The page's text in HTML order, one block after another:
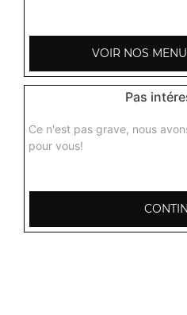
VOIR NOS
Pas
Ce n'est pas grave, nous
pour vous!